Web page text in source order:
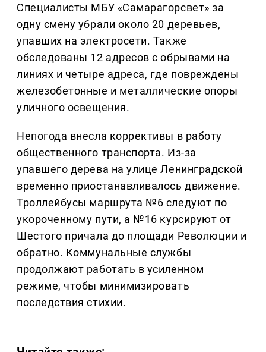
Специалисты МБУ «Самарагорсвет» за
одну смену убрали около 20 деревьев,
упавших на электросети. Также
обследованы 12 адресов с обрывами на
линиях и четыре адреса, где повреждены
железобетонные и металлические опоры
уличного освещения.
Непогода внесла коррективы в работу
общественного транспорта. Из-за
упавшего дерева на улице Ленинградской
временно приостанавливалось движение.
Троллейбусы маршрута №6 следуют по
укороченному пути, а №16 курсируют от
Шестого причала до площади Революции и
обратно. Коммунальные службы
продолжают работать в усиленном
режиме, чтобы минимизировать
последствия стихии.